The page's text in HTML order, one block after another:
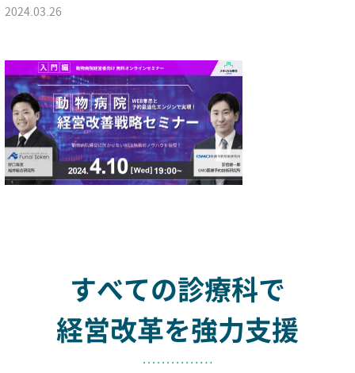
2024.03.26
すべての診療科で
経営改革を強力支援